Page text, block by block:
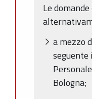
Le
a mezzo
Bologna;